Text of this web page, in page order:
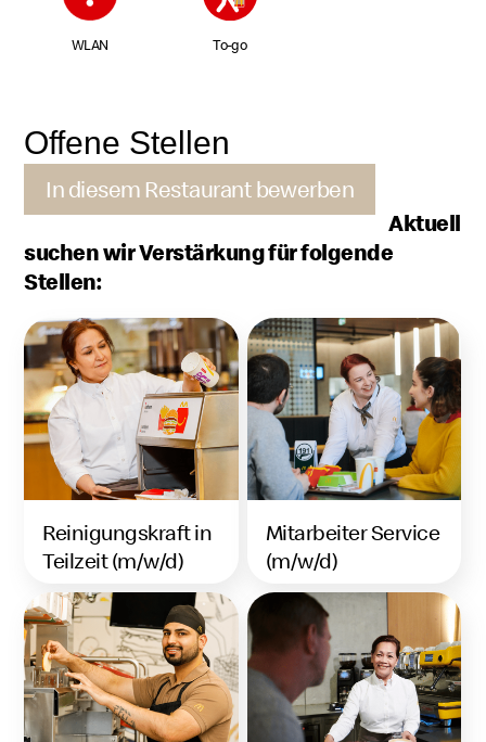
WLAN To-go
Offene Stellen
In diesem Restaurant bewerben
Aktuell
suchen wir Verstärkung für folgende
Stellen:
Reinigungskraft in
Teilzeit (m/w/d)
Mitarbeiter Service
(m/w/d)